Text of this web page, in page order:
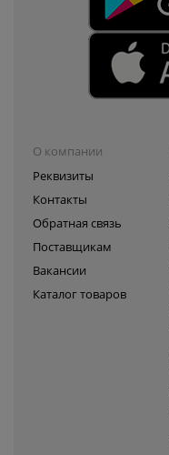
О компании
Реквизиты
Контакты
Обратная связь
Поставщикам
Вакансии
Каталог товаров